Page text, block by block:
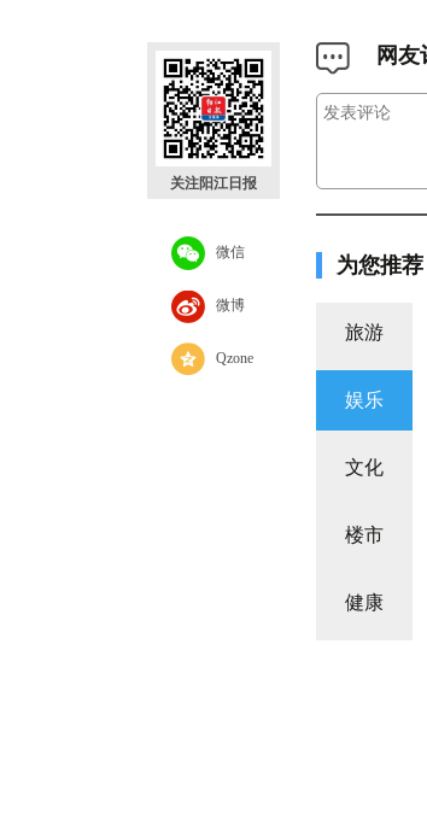
关注阳江日报
微信
微博
Qzone
网友
为您推荐
旅游
娱乐
文化
楼市
健康